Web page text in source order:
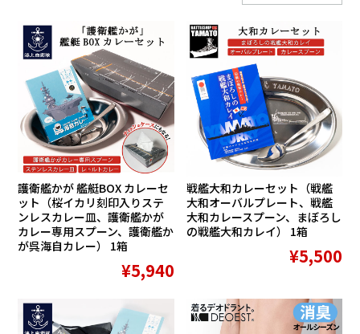
護衛艦かが 艦艇BOX カレーセ
ット（桜イカリ刻印入りステ
ンレスカレー皿、護衛艦かが
カレー専用スプーン、護衛艦か
が呉海自カレー） 1箱
¥5,940
戦艦大和カレーセット（戦艦
大和オーバルプレート、戦艦
大和カレースプーン、まぼろし
の戦艦大和カレイ） 1箱
¥5,500